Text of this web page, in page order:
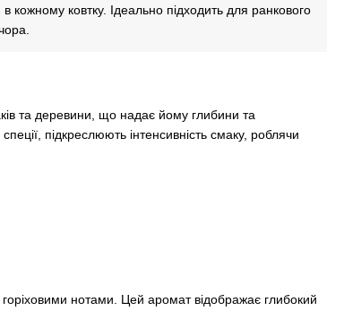
ковтку. Ідеально підходить для ранкового
та деревини, що надає йому глибини та
підкреслюють інтенсивність смаку, роблячи
нотами. Цей аромат відображає глибокий